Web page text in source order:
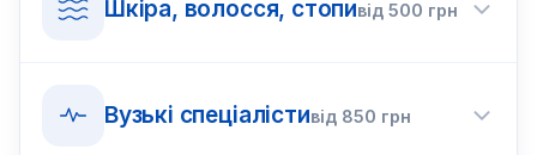
Шкіра, волосся, стопивід500 грн
Вузькі спеціалістивід 850 грн